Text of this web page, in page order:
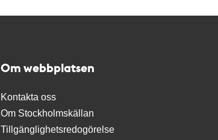
Om webbplatsen
Kontakta oss
Om Stockholmskällan
Tillgänglighetsredogörelse